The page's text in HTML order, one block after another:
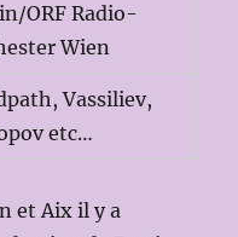
ORF Radio-
Wien
Vassiliev,
etc…
et Aix il y a